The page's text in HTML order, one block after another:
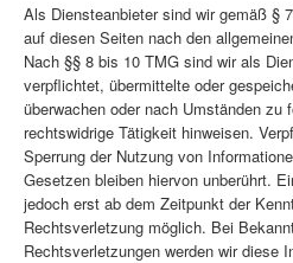
Als Diensteanbieter sind wir gemäß §
auf diesen Seiten nach den
Nach §§ 8 bis 10 TMG sind wir als
verpflichtet, übermittelte oder
überwachen oder nach Umständen zu
rechtswidrige Tätigkeit hinweisen.
Sperrung der Nutzung von
Gesetzen bleiben hiervon unberührt.
jedoch erst ab dem Zeitpunkt der
Rechtsverletzung möglich. Bei
Rechtsverletzungen werden wir diese